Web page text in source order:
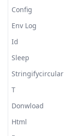
Tooshort
Valuetoohigh
Valuetoolow
Config
Env Log
Id
Sleep
Stringifycircular
T
Donwload
Img
Html